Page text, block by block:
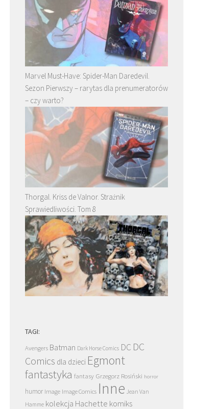
Marvel Must-Have: Spider-Man Daredevil.
Sezon Pierwszy – rarytas dla prenumeratorów
– czy warto?
Thorgal. Kriss de Valnor. Strażnik
Sprawiedliwości. Tom 8
TAGI:
Avengers Batman Dark Horse Comics DC DC
Comics dla dzieci Egmont
fantastyka fantasy Grzegorz Rosiński horror
humor Image Image Comics Inne Jean Van
Hamme kolekcja Hachette komiks